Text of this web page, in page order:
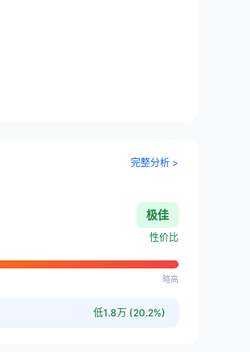
完整分析 >
极佳
性价比
略高
低1.8万 (20.2%)